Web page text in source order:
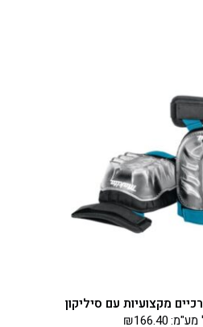
מקצועיות עם סיליקון
₪166.40מע"מ: